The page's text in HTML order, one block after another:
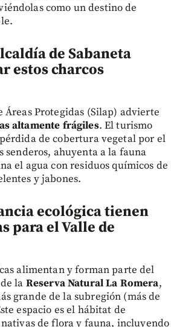
como un destino de
de Sabaneta
estos charcos
Áreas Protegidas (Silap) advierte
altamente frágiles. El turismo
de cobertura vegetal por el
senderos, ahuyenta a la fauna
el agua con residuos químicos de
y jabones.
ecológica tienen
para el Valle de
alimentan y forman parte del
la Reserva Natural La Romera,
grande de la subregión (más de
espacio es el hábitat de
de flora y fauna, incluyendo